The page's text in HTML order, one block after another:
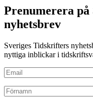
Prenumerera
nyhetsbrev
Sveriges Tidskrifters
nyttiga inblickar i